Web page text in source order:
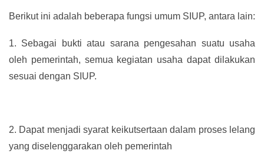
Berikut ini adalah beberapa fungsi umum SIUP, antara lain:
1. Sebagai bukti atau sarana pengesahan suatu usaha
oleh pemerintah, semua kegiatan usaha dapat dilakukan
sesuai dengan SIUP.
2. Dapat menjadi syarat keikutsertaan dalam proses lelang
yang diselenggarakan oleh pemerintah